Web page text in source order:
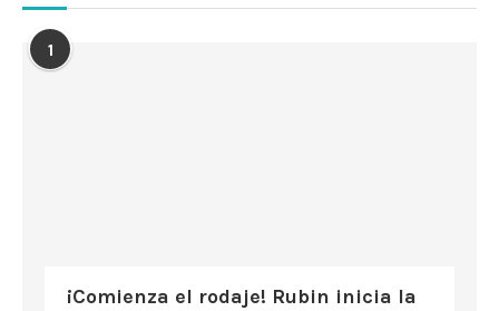
1
¡Comienza el rodaje! Rubin inicia la